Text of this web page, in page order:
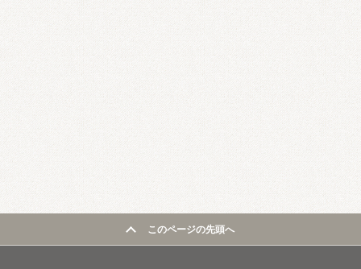
このページの先頭へ